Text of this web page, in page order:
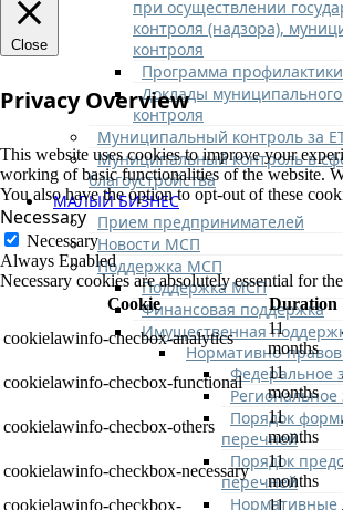
при осуществлении
контроля (надзора),
контроля
Программа профилактики
Доклады муниципального
контроля
Муниципальный контроль за
Муниципальный контроль в
благоустройства
МАЛЫЙ БИЗНЕС
Прием предпринимателей
Новости МСП
Поддержка МСП
Поддержка МСП
Финансовая поддержка
Имущественная
Нормативно-
Федеральное
Региональное
Порядок
перечней
Порядок
перечней
Нормативные
Close
Privacy Overview
This website uses cookies to improve your
working of basic functionalities of the website.
You also have the option to opt-out of these
Necessary
Necessary
Always Enabled
Necessary cookies are absolutely essential for
Cookie
Duration
cookielawinfo-checbox-analytics
11
months
cookielawinfo-checbox-functional
11
months
cookielawinfo-checbox-others
11
months
cookielawinfo-checkbox-necessary
11
months
cookielawinfo-checkbox-
11